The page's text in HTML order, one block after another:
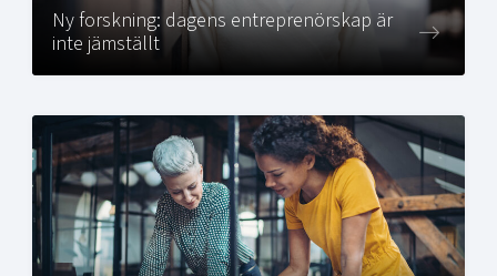
Ny forskning: dagens entreprenörskap är
inte jämställt